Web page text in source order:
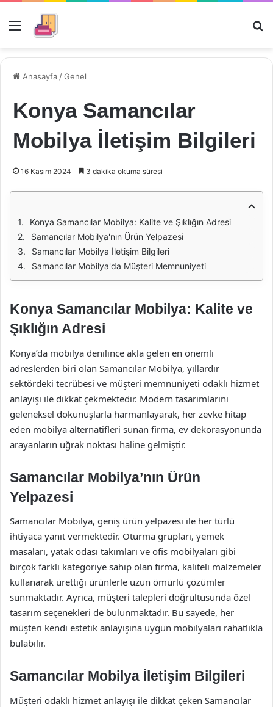
Menü
Anasayfa /Genel
Konya Samancılar
Mobilya İletişim Bilgileri
16 Kasım 2024 3 dakika okuma süresi
Konya Samancılar Mobilya: Kalite ve Şıklığın Adresi
Samancılar Mobilya'nın Ürün Yelpazesi
Samancılar Mobilya İletişim Bilgileri
Samancılar Mobilya'da Müşteri Memnuniyeti
Konya Samancılar Mobilya: Kalite ve
Şıklığın Adresi
Konya’da mobilya denilince akla gelen en önemli
adreslerden biri olan Samancılar Mobilya, yıllardır
sektördeki tecrübesi ve müşteri memnuniyeti odaklı hizmet
anlayışı ile dikkat çekmektedir. Modern tasarımlarını
geleneksel dokunuşlarla harmanlayarak, her zevke hitap
eden mobilya alternatifleri sunan firma, ev dekorasyonunda
arayanların uğrak noktası haline gelmiştir.
Samancılar Mobilya’nın Ürün
Yelpazesi
Samancılar Mobilya, geniş ürün yelpazesi ile her türlü
ihtiyaca yanıt vermektedir. Oturma grupları, yemek
masaları, yatak odası takımları ve ofis mobilyaları gibi
birçok farklı kategoriye sahip olan firma, kaliteli malzemeler
kullanarak ürettiği ürünlerle uzun ömürlü çözümler
sunmaktadır. Ayrıca, müşteri talepleri doğrultusunda özel
tasarım seçenekleri de bulunmaktadır. Bu sayede, her
müşteri kendi estetik anlayışına uygun mobilyaları rahatlıkla
bulabilir.
Samancılar Mobilya İletişim Bilgileri
Müşteri odaklı hizmet anlayışı ile dikkat çeken Samancılar